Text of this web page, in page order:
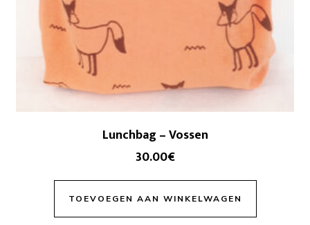
Lunchbag – Vossen
30.00€
TOEVOEGEN AAN WINKELWAGEN